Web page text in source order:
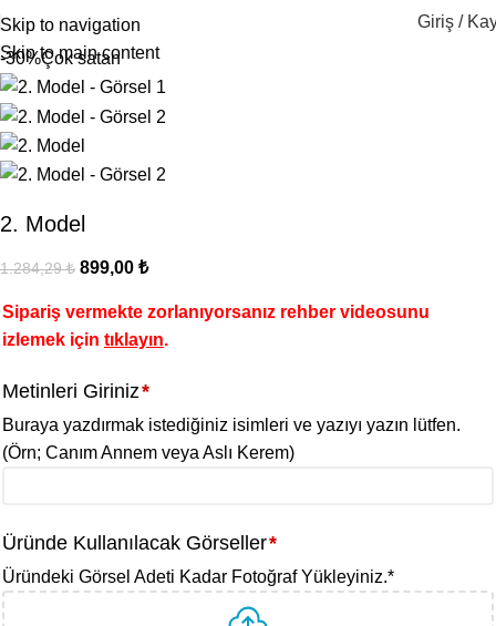
Skip to navigation
Skip to main content
Giriş /
-30%Çok satan
2. Model
1.284,29₺ 899,00 ₺
Sipariş vermekte zorlanıyorsanız rehber videosunu
izlemek için tıklayın.
Metinleri Giriniz*
Buraya yazdırmak istediğiniz isimleri ve yazıyı yazın lütfen.
(Örn; Canım Annem veya Aslı Kerem)
Üründe Kullanılacak Görseller*
Üründeki Görsel Adeti Kadar Fotoğraf Yükleyiniz.*